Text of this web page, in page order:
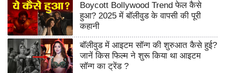
Boycott Bollywood Trend फेल कैसे
हुआ? 2025 में बॉलीवुड के वापसी की पूरी
कहानी
बॉलीवुड में आइटम सॉन्ग की शुरुआत कैसे हुई?
जानें किस फिल्म ने शुरू किया था आइटम
सॉन्ग का ट्रेंड ?